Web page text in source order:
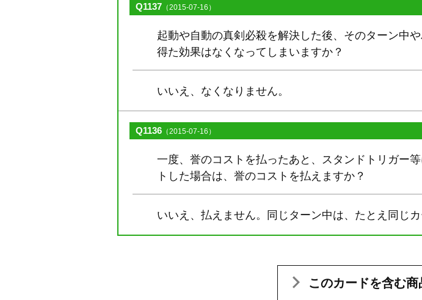
Q1137 （2015-07-16）
起動や自動の真剣必殺を解決した後、そのターン中
得た効果はなくなってしまいますか？
いいえ、なくなりません。
Q1136 （2015-07-16）
一度、誉のコストを払ったあと、スタンドトリガー
トした場合は、誉のコストを払えますか？
いいえ、払えません。同じターン中は、たとえ同じ
このカードを含む商